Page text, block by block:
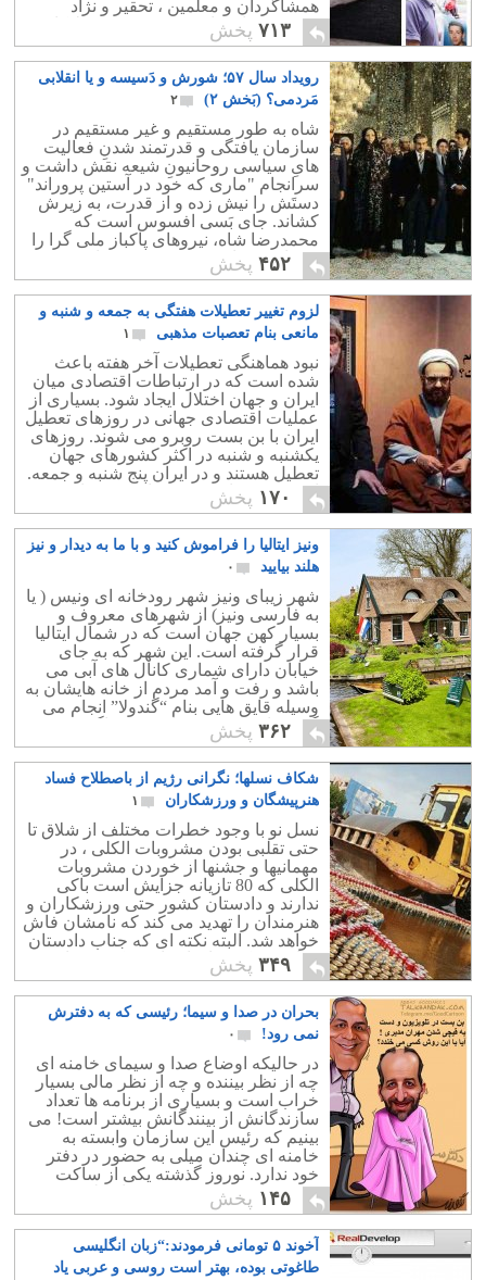
همشاگردان و معلمین ، تحقیر و نژاد
پرستی در اجتماع ، تبعیض در محیط کار .
۷۱۳ پخش
رویداد سال ۵۷؛ شورش و دَسیسه و یا انقلابی
مَردمی؟ (بَخش ۲)
۲
شاه به طور مستقیم و غیر مستقیم در
سازمان یافتگی و قدرتمند شدنِ فعالیت
هایِ سیاسی روحانیونِ شیعه نقش داشت و
سرانجام "ماری که خود در آستین پروراند"
دستَش را نیش زده و از قدرت، به زیرش
کشاند. جای بَسی افسوس است که
محمدرضا شاه، نیروهای پاکباز ملی گرا را
به جای روحانیون، متحد خود نساخت.
۴۵۲ پخش
لزوم تغییر تعطیلات هفتگی به جمعه و شنبه و
مانعی بنام تعصبات مذهبی
۱
نبود هماهنگی تعطیلات آخر هفته باعث
شده است که در ارتباطات اقتصادی میان
ایران و جهان اختلال ایجاد شود. بسیاری از
عملیات اقتصادی جهانی در روزهای تعطیل
ایران با بن بست روبرو می شوند. روزهای
یکشنبه و شنبه در اکثر کشورهای جهان
تعطیل هستند و در ایران پنج شنبه و جمعه.
این بدین معناست که تنها سه روز از هفته
میان ایران و جهان ارتباط اقتصادی برقرار
است که با داشتن 30 روز تعطیلات سالیانه
همان هم در امّا و اگر است!
۱۷۰ پخش
ونیز ایتالیا را فراموش کنید و با ما به دیدار و نیز
هلند بیایید
۰
شهر زیبای ونیز شهر رودخانه ای ونیس ( یا
به فارسی ونیز) از شهرهای معروف و
بسیار کهن جهان است که در شمال ایتالیا
قرار گرفته است. این شهر که به جای
خیابان دارای شماری کانال های آبی می
باشد و رفت و آمد مردم از خانه هایشان به
وسیله قایق هایی بنام “گندولا” انجام می
گیرد.جاذبه توریستی این شهر ناگفتنی
است.
۳۶۲ پخش
شکاف نسلها؛ نگرانی رژیم از باصطلاح فساد
هنرپیشگان و ورزشکاران
۱
نسل نو با وجود خطرات مختلف از شلاق تا
حتی تقلبی بودن مشروبات الکلی ، در
مهمانیها و جشنها از خوردن مشروبات
الکلی که 80 تازیانه جزایش است باکی
ندارند و دادستان کشور حتی ورزشکاران و
هنرمندان را تهدید می کند که نامشان فاش
خواهد شد. البته نکته ای که جناب دادستان
فراموش کرده اند این است که در جامعه
امروز ایران شکاف عمیقی وجود دارد و
بسیاری از مردم دیگر مشروب خواری را
ناهنجاری نمی دانند.
۳۴۹ پخش
بحران در صدا و سیما؛ رئیسی که به دفترش
نمی رود!
۰
در حالیکه اوضاع صدا و سیمای خامنه ای
چه از نظر بیننده و چه از نظر مالی بسیار
خراب است و بسیاری از برنامه ها تعداد
سازندگانش از بینندگانش بیشتر است! می
بینیم که رئیس این سازمان وابسته به
خامنه ای چندان میلی به حضور در دفتر
خود ندارد. نوروز گذشته یکی از ساکت
ترین و نا موفق ترین نوروزهای تلویزیون
خامنه ای بود و بنظر می رسد هنرمندان
هم چندان میلی به کار در این دستگاه را
ندارند و دل بکار نمی دهند.
۱۴۵ پخش
آخوند ۵ تومانی فرمودند:“زبان انگلیسی
طاغوتی بوده، بهتر است روسی و عربی یاد